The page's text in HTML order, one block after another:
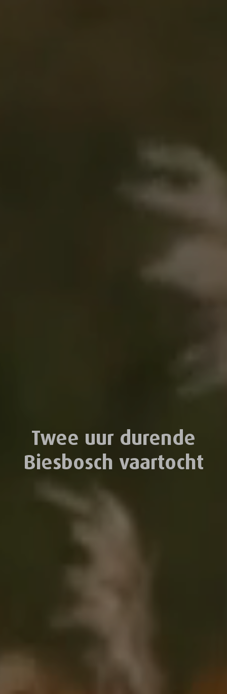
Twee uur durende
Biesbosch vaartocht